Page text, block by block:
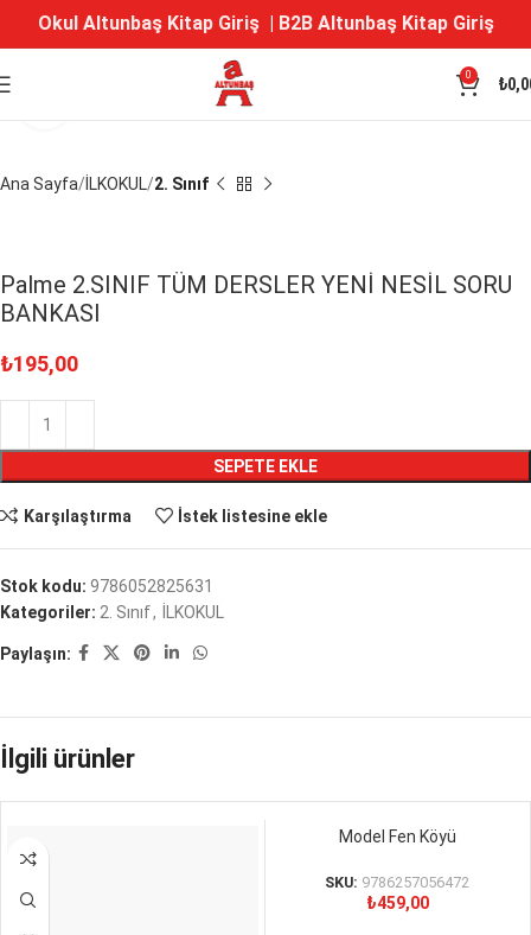
Okul Altunbaş Kitap Giriş| B2B Altunbaş Kitap Giriş
0 ₺
Büyütmek için tıklayın
Ana Sayfa İLKOKUL 2. Sınıf
Palme 2.SINIF TÜM DERSLER YENİ NESİL SORU
BANKASI
₺195,00
SEPETE EKLE
Karşılaştırma İstek listesine ekle
Stok kodu: 9786052825631
Kategoriler: 2. Sınıf, İLKOKUL
Paylaşın:
İlgili ürünler
Model Fen Köyü
SKU: 9786257056472
₺459,00